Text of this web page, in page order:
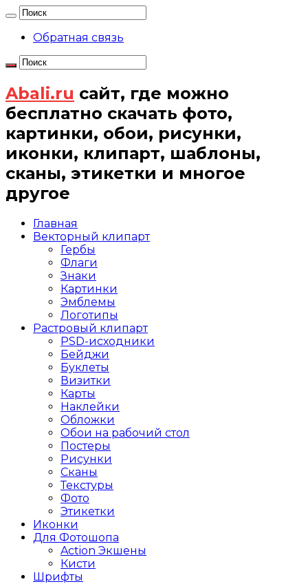
Обратная связь
Abali.ru сайт, где можно
бесплатно скачать фото,
картинки, обои, рисунки,
иконки, клипарт, шаблоны,
сканы, этикетки и многое
другое
Главная
Векторный клипарт
Гербы
Флаги
Знаки
Картинки
Эмблемы
Логотипы
Растровый клипарт
PSD-исходники
Бейджи
Буклеты
Визитки
Карты
Наклейки
Обложки
Обои на рабочий стол
Постеры
Рисунки
Сканы
Текстуры
Фото
Этикетки
Иконки
Для Фотошопа
Action Экшены
Кисти
Шрифты